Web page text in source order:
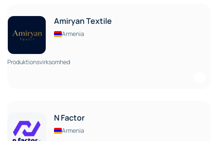
Amiryan Textile
Armenia
Produktionsvirksomhed
N Factor
Armenia